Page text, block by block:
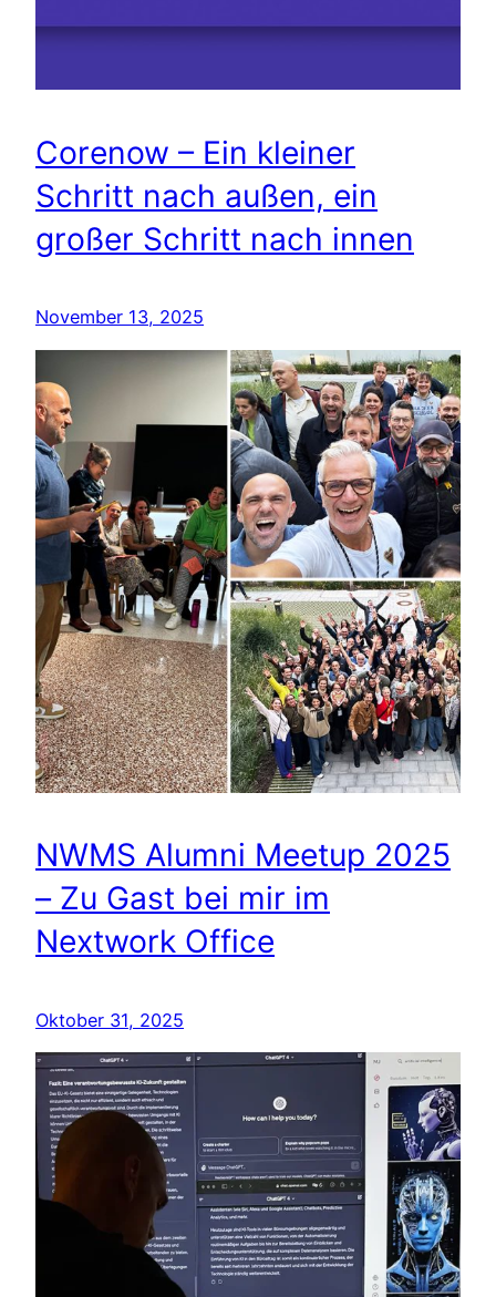
Corenow – Ein kleiner
Schritt nach außen, ein
großer Schritt nach innen
November 13, 2025
NWMS Alumni Meetup 2025
– Zu Gast bei mir im
Nextwork Office
Oktober 31, 2025